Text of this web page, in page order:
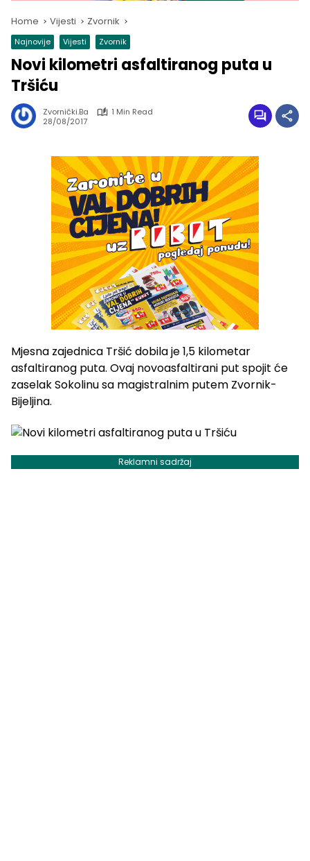
Home Vijesti Zvornik
Najnovije Vijesti Zvornik
Novi kilometri asfaltiranog puta u
Tršiću
Zvornički.ba
1 Min Read
28/08/2017
Mjesna zajednica Tršić dobila je 1,5 kilometar
asfaltiranog puta. Ovaj novoasfaltirani put spojit će
zaselak Sokolinu sa magistralnim putem Zvornik-
Bijeljina.
Reklamni sadržaj